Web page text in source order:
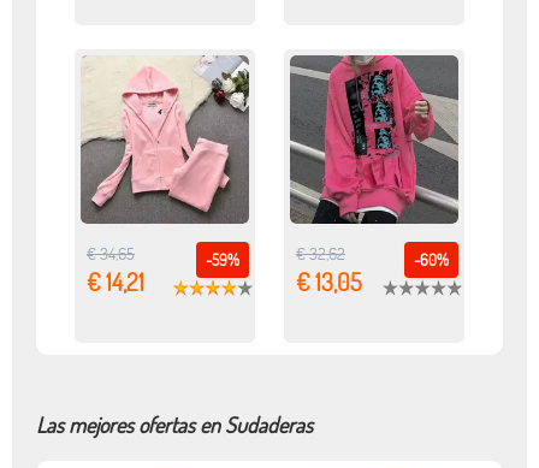
-59%
€ 34,65
€ 14,21
-60%
€ 32,62
€ 13,05
Las mejores ofertas en Sudaderas